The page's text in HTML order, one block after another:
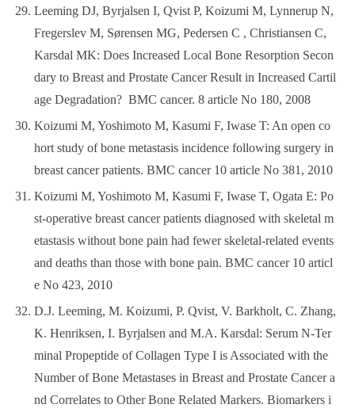
Leeming DJ, Byrjalsen I, Qvist P, Koizumi M, Lynnerup N,
Fregerslev M, Sørensen MG, Pedersen C , Christiansen C,
Karsdal MK: Does Increased Local Bone Resorption Secon
dary to Breast and Prostate Cancer Result in Increased Cartil
age Degradation? BMC cancer. 8 article No 180, 2008
Koizumi M, Yoshimoto M, Kasumi F, Iwase T: An open co
hort study of bone metastasis incidence following surgery in
breast cancer patients. BMC cancer 10 article No 381, 2010
Koizumi M, Yoshimoto M, Kasumi F, Iwase T, Ogata E: Po
st-operative breast cancer patients diagnosed with skeletal m
etastasis without bone pain had fewer skeletal-related events
and deaths than those with bone pain. BMC cancer 10 articl
e No 423, 2010
D.J. Leeming, M. Koizumi, P. Qvist, V. Barkholt, C. Zhang,
K. Henriksen, I. Byrjalsen and M.A. Karsdal: Serum N-Ter
minal Propeptide of Collagen Type I is Associated with the
Number of Bone Metastases in Breast and Prostate Cancer a
nd Correlates to Other Bone Related Markers. Biomarkers i